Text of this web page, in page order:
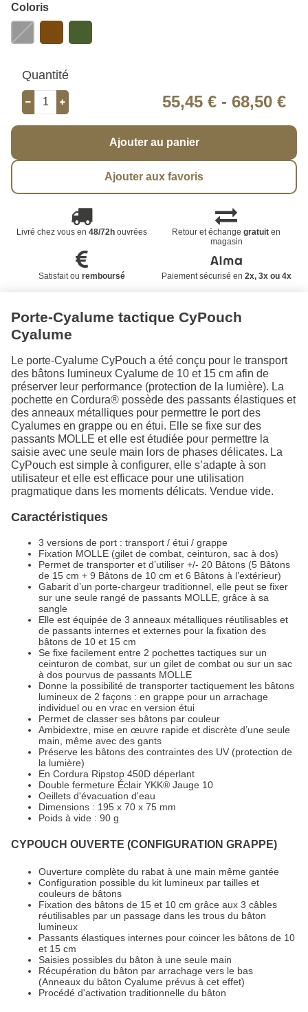
Coloris
Quantité
55,45 € - 68,50 €
Ajouter au panier
Ajouter aux favoris
Livré chez vous en 48/72houvrées Retour et échangegratuit en
magasin
Satisfait ou remboursé Paiement sécurisé en 2x, 3x ou 4x
Porte-Cyalume tactique CyPouch
Cyalume
Le porte-Cyalume CyPouch a été conçu pour le transport
des bâtons lumineux Cyalume de 10 et 15 cm afin de
préserver leur performance (protection de la lumière). La
pochette en Cordura® possède des passants élastiques et
des anneaux métalliques pour permettre le port des
Cyalumes en grappe ou en étui. Elle se fixe sur des
passants MOLLE et elle est étudiée pour permettre la
saisie avec une seule main lors de phases délicates. La
CyPouch est simple à configurer, elle s’adapte à son
utilisateur et elle est efficace pour une utilisation
pragmatique dans les moments délicats. Vendue vide.
Caractéristiques
3 versions de port : transport / étui / grappe
Fixation MOLLE (gilet de combat, ceinturon, sac à dos)
Permet de transporter et d’utiliser +/- 20 Bâtons (5 Bâtons
de 15 cm + 9 Bâtons de 10 cm et 6 Bâtons à l’extérieur)
Gabarit d’un porte-chargeur traditionnel, elle peut se fixer
sur une seule rangé de passants MOLLE, grâce à sa
sangle
Elle est équipée de 3 anneaux métalliques réutilisables et
de passants internes et externes pour la fixation des
bâtons de 10 et 15 cm
Se fixe facilement entre 2 pochettes tactiques sur un
ceinturon de combat, sur un gilet de combat ou sur un sac
à dos pourvus de passants MOLLE
Donne la possibilité de transporter tactiquement les bâtons
lumineux de 2 façons : en grappe pour un arrachage
individuel ou en vrac en version étui
Permet de classer ses bâtons par couleur
Ambidextre, mise en œuvre rapide et discrète d’une seule
main, même avec des gants
Préserve les bâtons des contraintes des UV (protection de
la lumière)
En Cordura Ripstop 450D déperlant
Double fermeture Éclair YKK® Jauge 10
Oeillets d'évacuation d'eau
Dimensions : 195 x 70 x 75 mm
Poids à vide : 90 g
CYPOUCH OUVERTE (CONFIGURATION GRAPPE)
Ouverture complète du rabat à une main même gantée
Configuration possible du kit lumineux par tailles et
couleurs de bâtons
Fixation des bâtons de 15 et 10 cm grâce aux 3 câbles
réutilisables par un passage dans les trous du bâton
lumineux
Passants élastiques internes pour coincer les bâtons de 10
et 15 cm
Saisies possibles du bâton à une seule main
Récupération du bâton par arrachage vers le bas
(Anneaux du bâton Cyalume prévus à cet effet)
Procédé d'activation traditionnelle du bâton